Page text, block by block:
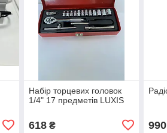
Набір торцевих головок
1/4" 17 предметів LUXIS
618₴ 990